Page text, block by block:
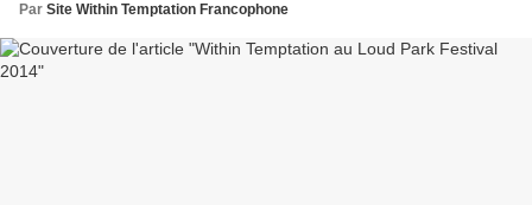
Par Site Within Temptation Francophone